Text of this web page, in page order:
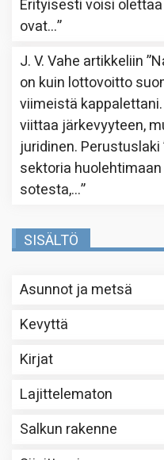
Erityisesti voisi
ovat…”
J. V. Vahe artikkeliin
on kuin lottovoitto
viimeistä
viittaa järkevyyteen,
juridinen.
sektoria
sotesta,…”
SISÄLTÖ
Asunnot ja metsä
Kevyttä
Kirjat
Lajittelematon
Salkun rakenne